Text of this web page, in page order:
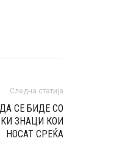
Следна статија
СЕ БИДЕ СО
ЗНАЦИ КОИ
НОСАТ СРЕЌА